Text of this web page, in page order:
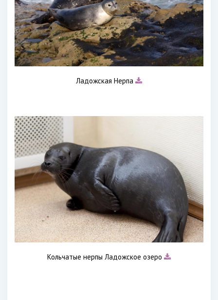
Ладожская Нерпа
Кольчатые нерпы Ладожское озеро